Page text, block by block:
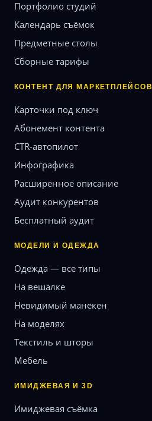
Портфолио студий
Календарь съёмок
Предметные столы
Сборные тарифы
КОНТЕНТ ДЛЯ МАРКЕТПЛЕЙСОВ
Карточки под ключ
Абонемент контента
CTR-автопилот
Инфографика
Расширенное описание
Аудит конкурентов
Бесплатный аудит
МОДЕЛИ И ОДЕЖДА
Одежда — все типы
На вешалке
Невидимый манекен
На моделях
Текстиль и шторы
Мебель
ИМИДЖЕВАЯ И 3D
Имиджевая съёмка